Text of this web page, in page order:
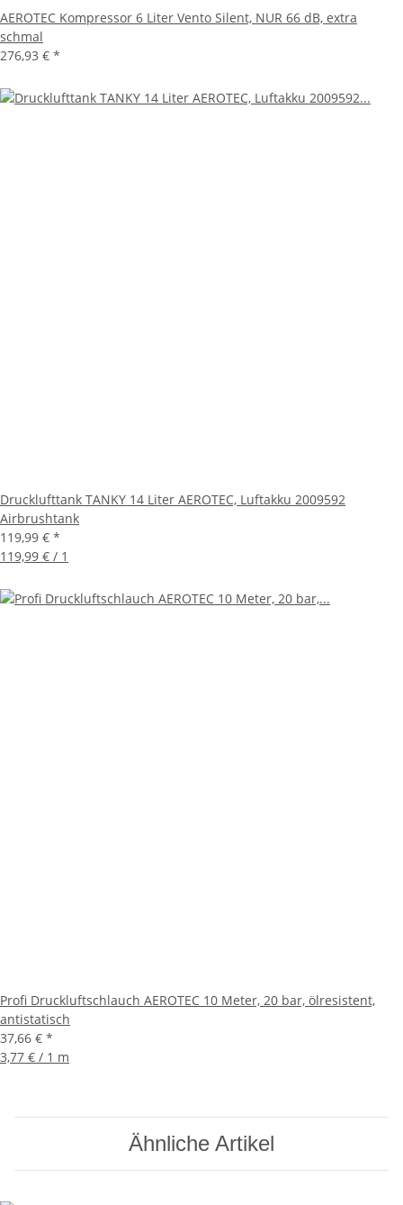
AEROTEC Kompressor 6 Liter Vento Silent, NUR 66 dB, extra
schmal
276,93 € *
Drucklufttank TANKY 14 Liter AEROTEC, Luftakku 2009592
Airbrushtank
119,99 € *
119,99 € / 1
Profi Druckluftschlauch AEROTEC 10 Meter, 20 bar, ölresistent,
antistatisch
37,66 € *
3,77 € / 1 m
Ähnliche Artikel